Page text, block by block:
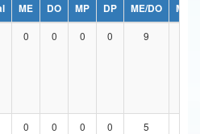
e Comunicações
ME DO MP DP ME/DO
MP/
0 0 0 0 9
0 0 0 0 5